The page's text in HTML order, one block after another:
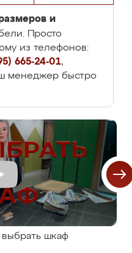
и
Просто
из телефонов:
665-24-01,
менеджер быстро
выбрать шкаф